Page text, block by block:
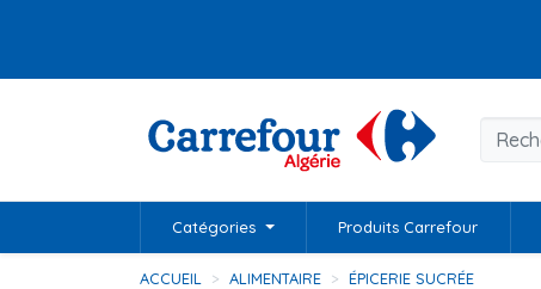
Catégories Produits Carrefour
ACCUEIL ALIMENTAIRE ÉPICERIE SUCRÉE